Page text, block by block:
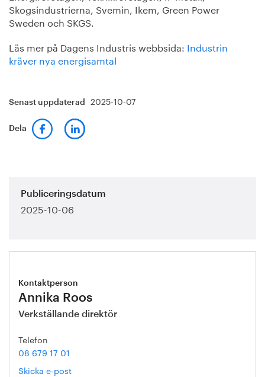
Skogsindustrierna, Svemin, Ikem, Green Power
Sweden och SKGS.
Läs mer på Dagens Industris webbsida: Industrin
kräver nya energisamtal
Senast uppdaterad 2025-10-07
Dela
Publiceringsdatum
2025-10-06
Kontaktperson
Annika Roos
Verkställande direktör
Telefon
08 679 17 01
Skicka e-post